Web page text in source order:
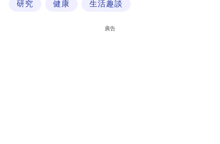
場
研究 健康 生活趣談
廣告